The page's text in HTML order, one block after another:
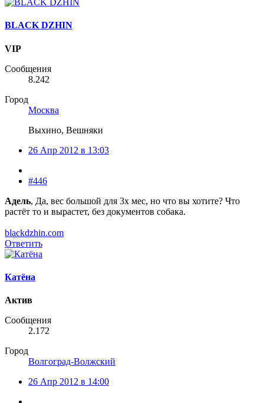
BLACK DZHIN
VIP
Сообщения
8.242
Город
Москва
Выхино, Вешняки
26 Апр 2012 в 13:03
#446
Адель, Да, вес большой для 3х мес, но что вы хотите? Что
растёт то и вырастет, без документов собака.
blackdzhin.com
Ответить
Катёна
Актив
Сообщения
2.172
Город
Волгоград-Волжский
26 Апр 2012 в 14:00